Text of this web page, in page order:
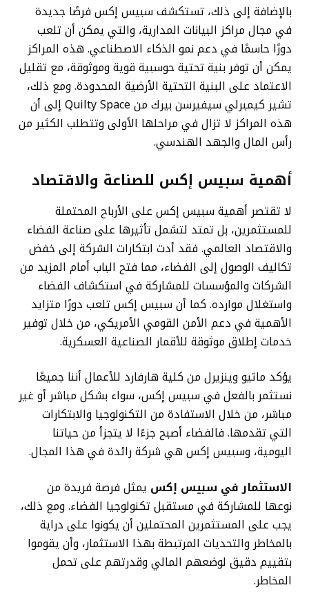
بالإضافة إلى ذلك، تستكشف سبيس إكس فرصًا جديدة
في مجال مراكز البيانات المدارية، والتي يمكن أن تلعب
دورًا حاسمًا في دعم نمو الذكاء الاصطناعي. هذه المراكز
يمكن أن توفر بنية تحتية حوسبية قوية وموثوقة، مع تقليل
الاعتماد على البنية التحتية الأرضية المحدودة. ومع ذلك،
تشير كيمبرلي سيفيرسن بيرك من Quilty Space إلى أن
هذه المراكز لا تزال في مراحلها الأولى وتتطلب الكثير من
رأس المال والجهد الهندسي.
أهمية سبيس إكس للصناعة والاقتصاد
لا تقتصر أهمية سبيس إكس على الأرباح المحتملة
للمستثمرين، بل تمتد لتشمل تأثيرها على صناعة الفضاء
والاقتصاد العالمي. فقد أدت ابتكارات الشركة إلى خفض
تكاليف الوصول إلى الفضاء، مما فتح الباب أمام المزيد من
الشركات والمؤسسات للمشاركة في استكشاف الفضاء
واستغلال موارده. كما أن سبيس إكس تلعب دورًا متزايد
الأهمية في دعم الأمن القومي الأمريكي، من خلال توفير
خدمات إطلاق موثوقة للأقمار الصناعية العسكرية.
يؤكد ماثيو وينزيرل من كلية هارفارد للأعمال أننا جميعًا
نستثمر بالفعل في سبيس إكس، سواء بشكل مباشر أو غير
مباشر، من خلال الاستفادة من التكنولوجيا والابتكارات
التي تقدمها. فالفضاء أصبح جزءًا لا يتجزأ من حياتنا
اليومية، وسبيس إكس هي شركة رائدة في هذا المجال.
الاستثمار في سبيس إكس يمثل فرصة فريدة من
نوعها للمشاركة في مستقبل تكنولوجيا الفضاء. ومع ذلك،
يجب على المستثمرين المحتملين أن يكونوا على دراية
بالمخاطر والتحديات المرتبطة بهذا الاستثمار، وأن يقوموا
بتقييم دقيق لوضعهم المالي وقدرتهم على تحمل
المخاطر.